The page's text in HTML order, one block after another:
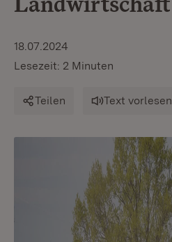
18.07.2024
Lesezeit: 2 Minuten
Teilen Text vorlesen